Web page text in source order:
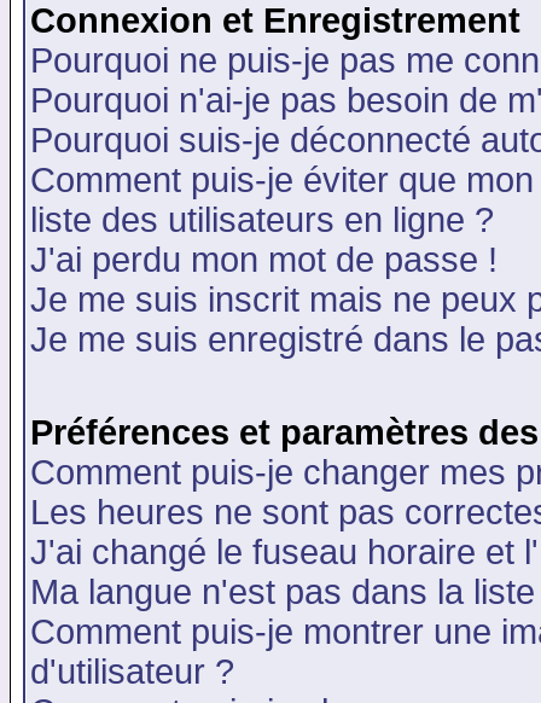
Connexion et Enregistrement
Pourquoi ne puis-je pas me
Pourquoi n'ai-je pas besoin de
Pourquoi suis-je déconnecté
Comment puis-je éviter que
liste des utilisateurs en ligne ?
J'ai perdu mon mot de passe !
Je me suis inscrit mais ne peux
Je me suis enregistré dans le
Préférences et paramètres
Comment puis-je changer mes
Les heures ne sont pas
J'ai changé le fuseau horaire et
Ma langue n'est pas dans la
Comment puis-je montrer une
d'utilisateur ?